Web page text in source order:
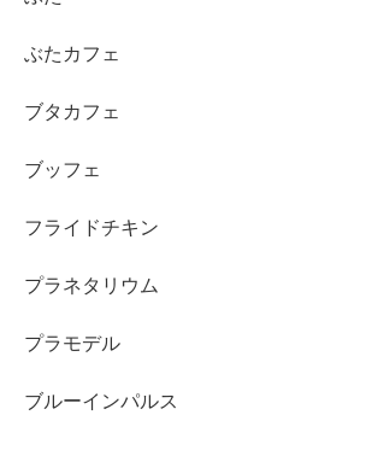
ぶたカフェ
ブタカフェ
ブッフェ
フライドチキン
プラネタリウム
プラモデル
ブルーインパルス